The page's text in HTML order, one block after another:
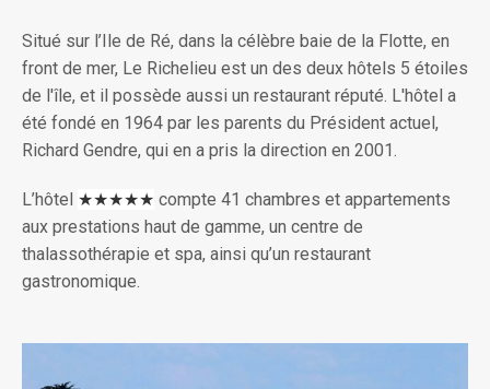
Situé sur l’Ile de Ré, dans la célèbre baie de la Flotte, en
front de mer, Le Richelieu est un des deux hôtels 5 étoiles
de l'île, et il possède aussi un restaurant réputé. L'hôtel a
été fondé en 1964 par les parents du Président actuel,
Richard Gendre, qui en a pris la direction en 2001.
L’hôtel ★★★★★ compte 41 chambres et appartements
aux prestations haut de gamme, un centre de
thalassothérapie et spa, ainsi qu’un restaurant
gastronomique.